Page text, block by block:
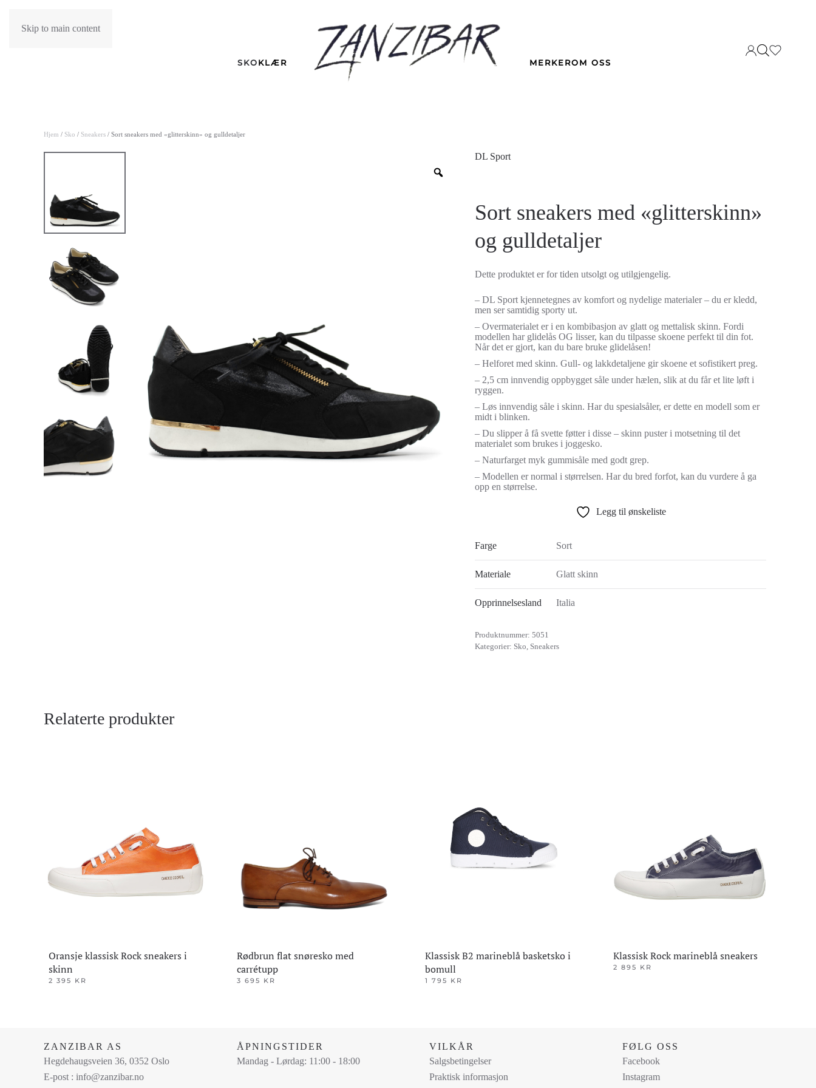
Skip to main content
SKOKLÆR MERKEROM OSS
Hjem / Sko / Sneakers / Sort sneakers med «glitterskinn» og gulldetaljer
DL Sport
Sort sneakers med «glitterskinn»
og gulldetaljer
Dette produktet er for tiden utsolgt og utilgjengelig.
– DL Sport kjennetegnes av komfort og nydelige materialer – du er kledd,
men ser samtidig sporty ut.
– Overmaterialet er i en kombibasjon av glatt og mettalisk skinn. Fordi
modellen har glidelås OG lisser, kan du tilpasse skoene perfekt til din fot.
Når det er gjort, kan du bare bruke glidelåsen!
– Helforet med skinn. Gull- og lakkdetaljene gir skoene et sofistikert preg.
– 2,5 cm innvendig oppbygget såle under hælen, slik at du får et lite løft i
ryggen.
– Løs innvendig såle i skinn. Har du spesialsåler, er dette en modell som er
midt i blinken.
– Du slipper å få svette føtter i disse – skinn puster i motsetning til det
materialet som brukes i joggesko.
– Naturfarget myk gummisåle med godt grep.
– Modellen er normal i størrelsen. Har du bred forfot, kan du vurdere å ga
opp en størrelse.
Legg til ønskeliste
Farge Sort
Materiale Glatt skinn
Opprinnelsesland Italia
Produktnummer: 5051
Kategorier: Sko, Sneakers
Relaterte produkter
Oransje klassisk Rock sneakers i
skinn
2 395 KR
varianter.
Alternativene
Rødbrun flat snøresko med
carrétupp
3 695 KR
flere
varianter.
Klassisk B2 marineblå basketsko i
bomull
1 795 KR
varianter.
Alternativene
Klassisk Rock marineblå sneakers
2 895 KR
varianter.
Alternativene
ZANZIBAR AS
Hegdehaugsveien 36, 0352 Oslo
E-post : info@zanzibar.no
ÅPNINGSTIDER
Mandag - Lørdag: 11:00 - 18:00
VILKÅR
Salgsbetingelser
Praktisk informasjon
FØLG OSS
Facebook
Instagram